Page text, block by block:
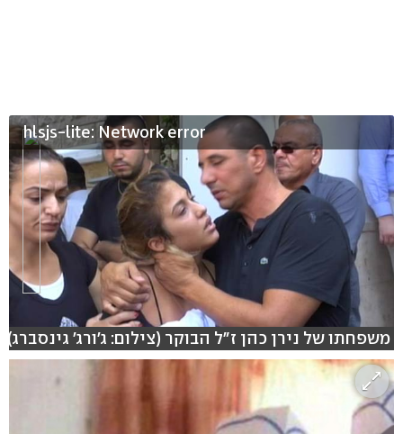
hlsjs-lite: Network error
משפחתו של נירן כהן ז"ל הבוקר (צילום: ג'ורג' גינסברג)